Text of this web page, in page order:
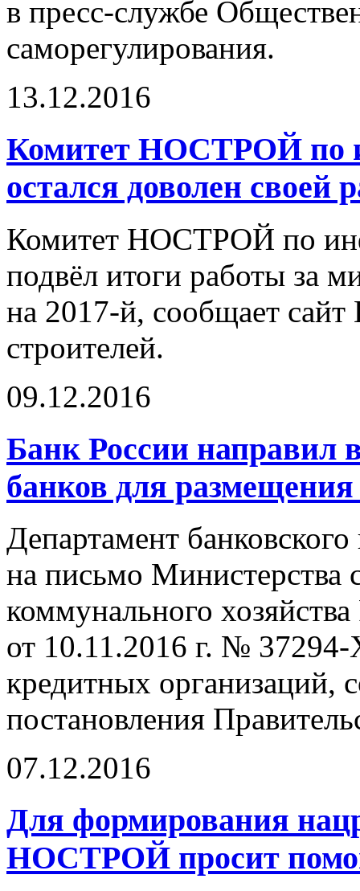
в пресс-службе
саморегулирования.
13.12.2016
Комитет НОСТРОЙ по
остался доволен своей
Комитет НОСТРОЙ по
подвёл итоги работы за
на 2017-й, сообщает
строителей.
09.12.2016
Банк России направил
банков для
Департамент
на письмо Министерства
коммунального
от 10.11.2016 г. №
кредитных организаций,
постановления
07.12.2016
Для формирования
НОСТРОЙ просит